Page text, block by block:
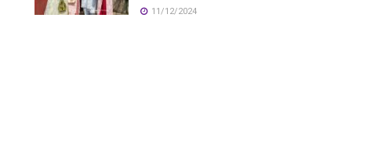
11/12/2024